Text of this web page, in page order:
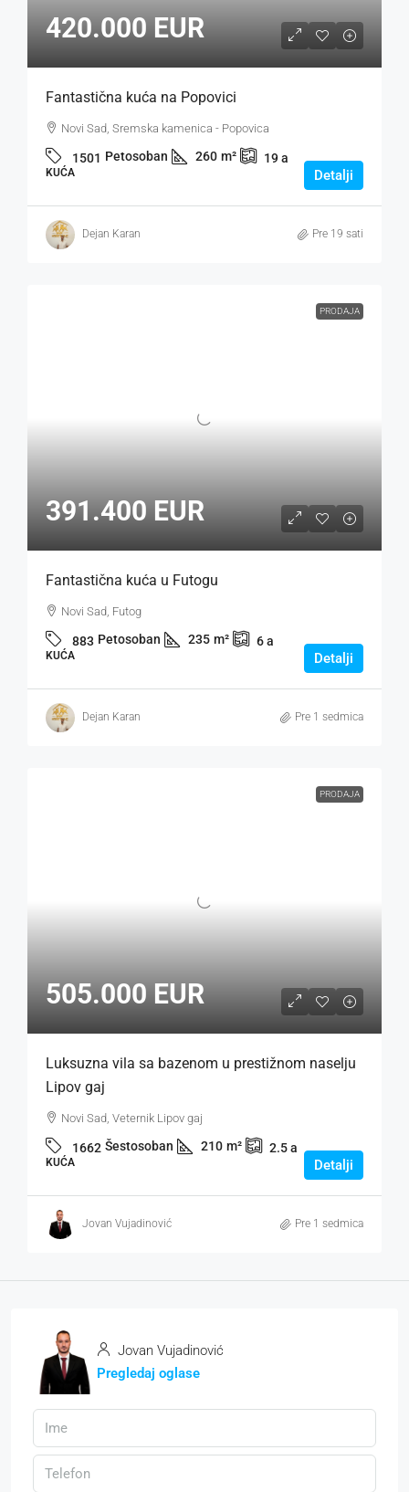
420.000 EUR
Fantastična kuća na Popovici
Novi Sad, Sremska kamenica - Popovica
1501 Petosoban 260 m² 19a
KUĆA Detalji
Dejan Karan Pre 19 sati
PRODAJA
391.400 EUR
Fantastična kuća u Futogu
Novi Sad, Futog
883 Petosoban 235 m² 6a
KUĆA Detalji
Dejan Karan Pre 1 sedmica
PRODAJA
505.000 EUR
Luksuzna vila sa bazenom u prestižnom naselju
Lipov gaj
Novi Sad, Veternik Lipov gaj
1662 Šestosoban 210 m² 2.5a
KUĆA Detalji
Jovan Vujadinović Pre 1 sedmica
Jovan Vujadinović
Pregledaj oglase